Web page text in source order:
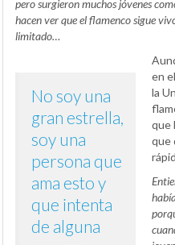
pero surgieron muchos jóvenes
hacen ver que el flamenco sigue
limitado…
No soy una
gran estrella,
soy una
persona que
ama esto y
que intenta
de alguna
en
la
que
que